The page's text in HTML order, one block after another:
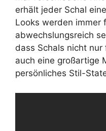
erhält jeder Schal
Looks werden immer
abwechslungsreich
dass Schals nicht
auch eine großartige
persönliches Stil-